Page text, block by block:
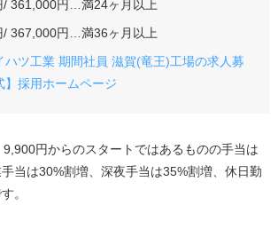
/ 361,000円…満24ヶ月以上
/ 367,000円…満36ヶ月以上
ハツ工業 期間社員 滋賀(竜王)工場の求人募
】採用ホームページ
円からのスタートではあるものの手当は
当は30%割増、深夜手当は35%割増、休日勤
。